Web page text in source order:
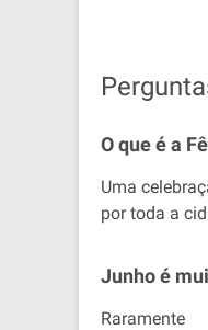
O que é a
Uma
por toda a
Junho é
Raramente